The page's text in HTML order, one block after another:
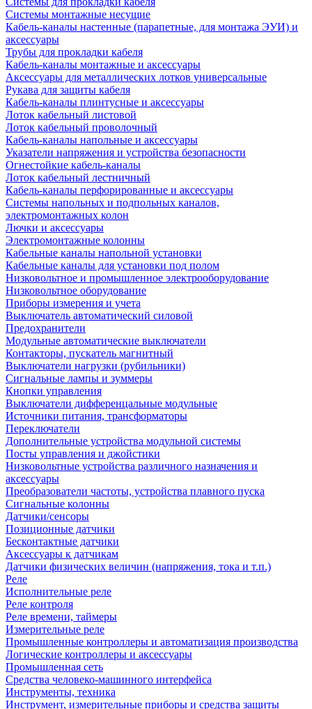
Системы монтажные несущие
Кабель-каналы настенные (парапетные, для монтажа ЭУИ) и
аксессуары
Трубы для прокладки кабеля
Кабель-каналы монтажные и аксессуары
Аксессуары для металлических лотков универсальные
Рукава для защиты кабеля
Кабель-каналы плинтусные и аксессуары
Лоток кабельный листовой
Лоток кабельный проволочный
Кабель-каналы напольные и аксессуары
Указатели напряжения и устройства безопасности
Огнестойкие кабель-каналы
Лоток кабельный лестничный
Кабель-каналы перфорированные и аксессуары
Системы напольных и подпольных каналов,
электромонтажных колон
Лючки и аксессуары
Электромонтажные колонны
Кабельные каналы напольной установки
Кабельные каналы для установки под полом
Низковольтное и промышленное электрооборудование
Низковольтное оборудование
Приборы измерения и учета
Выключатель автоматический силовой
Предохранители
Модульные автоматические выключатели
Контакторы, пускатель магнитный
Выключатели нагрузки (рубильники)
Сигнальные лампы и зуммеры
Кнопки управления
Выключатели дифференцальные модульные
Источники питания, трансформаторы
Переключатели
Дополнительные устройства модульной системы
Посты управления и джойстики
Низковольтные устройства различного назначения и
аксессуары
Преобразователи частоты, устройства плавного пуска
Сигнальные колонны
Датчики/сенсоры
Позиционные датчики
Бесконтактные датчики
Аксессуары к датчикам
Датчики физических величин (напряжения, тока и т.п.)
Реле
Исполнительные реле
Реле контроля
Реле времени, таймеры
Измерительные реле
Промышленные контроллеры и автоматизация производства
Логические контроллеры и аксессуары
Промышленная сеть
Средства человеко-машинного интерфейса
Инструменты, техника
Инструмент, измерительные приборы и средства защиты